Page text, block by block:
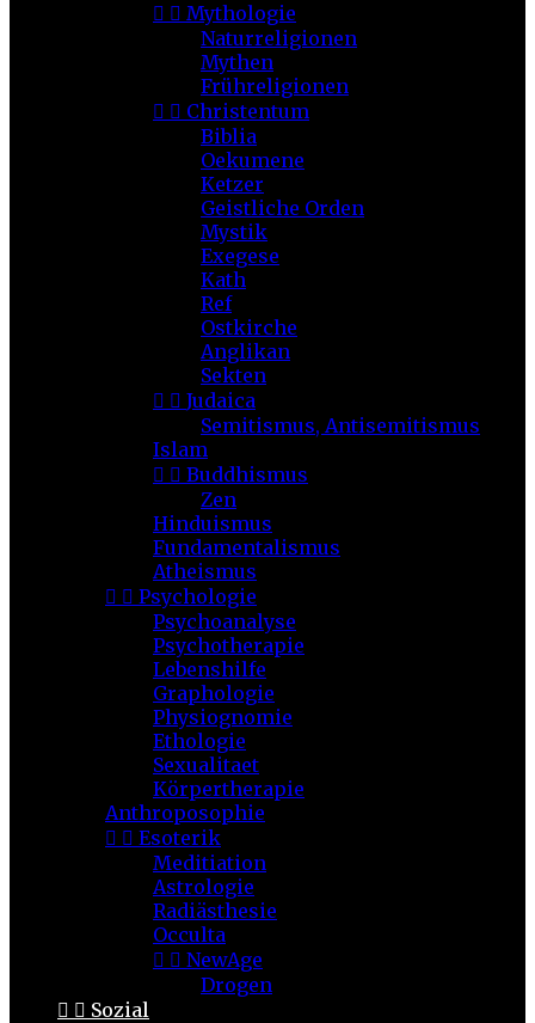
  Mythologie
Naturreligionen
Mythen
Frühreligionen
  Christentum
Biblia
Oekumene
Ketzer
Geistliche Orden
Mystik
Exegese
Kath
Ref
Ostkirche
Anglikan
Sekten
  Judaica
Semitismus, Antisemitismus
Islam
  Buddhismus
Zen
Hinduismus
Fundamentalismus
Atheismus
  Psychologie
Psychoanalyse
Psychotherapie
Lebenshilfe
Graphologie
Physiognomie
Ethologie
Sexualitaet
Körpertherapie
Anthroposophie
  Esoterik
Meditiation
Astrologie
Radiästhesie
Occulta
  NewAge
Drogen
  Sozial